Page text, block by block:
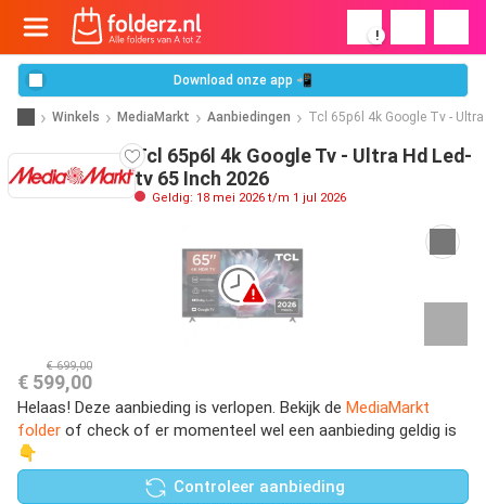
!
Download onze app 📲
Winkels MediaMarkt Aanbiedingen Tcl 65p6l 4k Google Tv -
Tcl 65p6l 4k Google Tv - Ultra Hd Led-
tv 65 Inch 2026
Geldig: 18 mei 2026 t/m 1 jul 2026
€ 699,00
€ 599,00
Helaas! Deze aanbieding is verlopen. Bekijk de MediaMarkt
folder of check of er momenteel wel een aanbieding geldig is
👇
Controleer aanbieding